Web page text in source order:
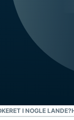
I NOGLE LANDE?